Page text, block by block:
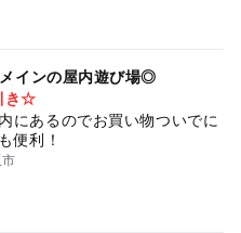
インの屋内遊び場◎
き☆
にあるのでお買い物ついでに
便利！